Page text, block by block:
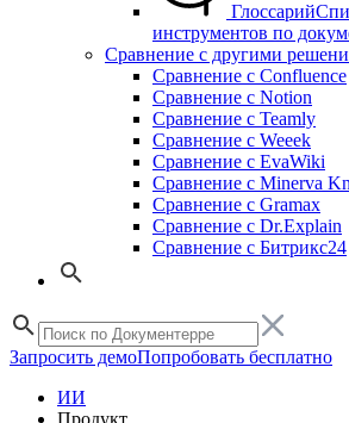
Глоссарий
инструментов по
Сравнение с другими
Сравнение с Confluence
Сравнение с Notion
Сравнение с Teamly
Сравнение с Weeek
Сравнение с EvaWiki
Сравнение с Minerva
Сравнение с Gramax
Сравнение с Dr.Explain
Сравнение с Битрикс24
Запросить демоПопробовать бесплатно
ИИ
Продукт